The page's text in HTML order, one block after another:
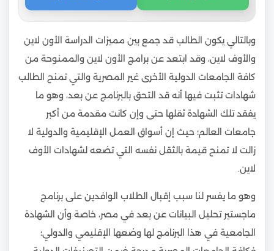
وبالتالي يكون الطالب قد جمع بين مميزات الدراسة الأون لاين
والأوف لاين، وقد ابتعد عن برامج الأون لاين والممنوحة من
كافة الجامعات الدولية الأخرى غير المصرية والتي تمنح الطالب
شهادات تثبت فيها أنه قد التحق بالبرنامج عن بعد، وهو ما
يفقد تلك الشهادة ثقلها حتى وإن كانت مقدمة من أكبر
جامعات العالم؛ حيث إن أسواق العمل الإقليمية والدولية لا
زالت لا تمنح قيمة بالثقل نفسه التي تضعه لشهادات الأوف
لاين.
وهو ما يفسر لنا سبب إقبال الطلاب الوافدين على برنامج
ماجستير تحليل البيانات عن بعد في مصر، خاصة وأن الشهادة
الجامعية في هذا البرنامج لها وضعها الإقليمي والدولي؛